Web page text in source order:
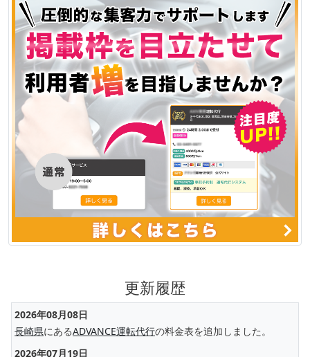
更新履歴
2026年08月08日
長崎県にあるADVANCE運転代行の料金表を追加しました。
2026年07月19日